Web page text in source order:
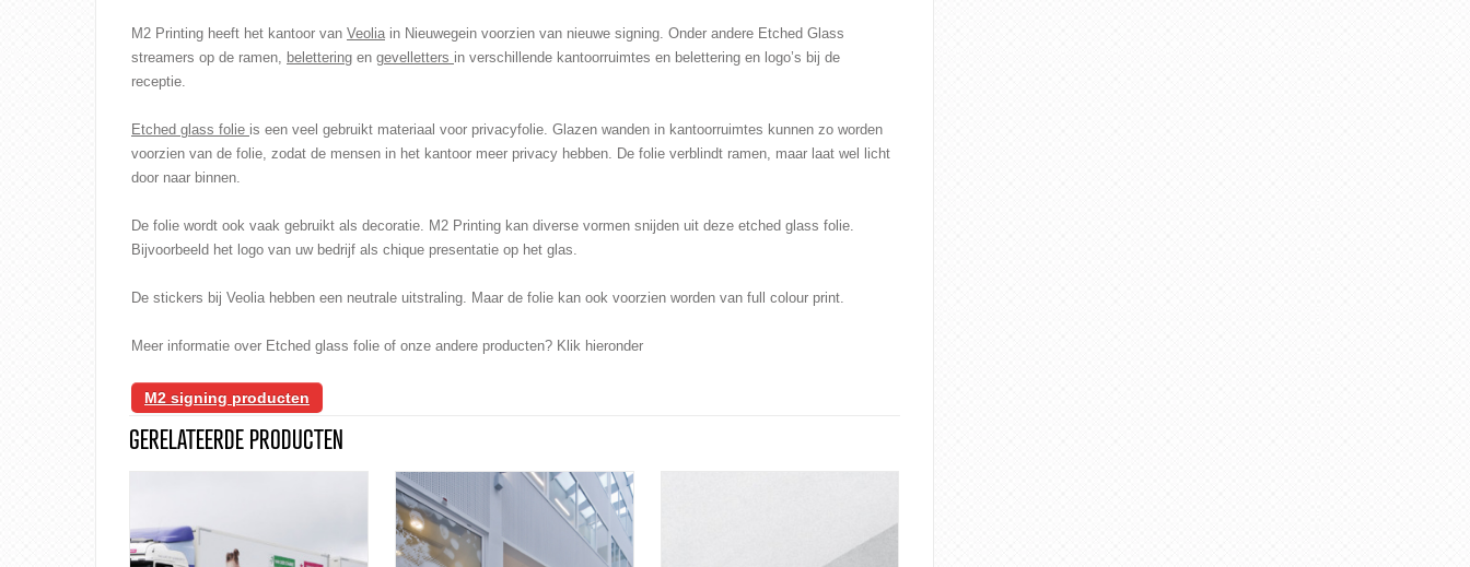
M2 Printing heeft het kantoor van Veoliain Nieuwegein voorzien van nieuwe signing. Onder andere Etched Glass
streamers op de ramen, belettering en gevelletters in verschillende kantoorruimtes en belettering en logo’s bij de
receptie.
Etched glass folie is een veel gebruikt materiaal voor privacyfolie. Glazen wanden in kantoorruimtes kunnen zo worden
voorzien van de folie, zodat de mensen in het kantoor meer privacy hebben. De folie verblindt ramen, maar laat wel licht
door naar binnen.
De folie wordt ook vaak gebruikt als decoratie. M2 Printing kan diverse vormen snijden uit deze etched glass folie.
Bijvoorbeeld het logo van uw bedrijf als chique presentatie op het glas.
De stickers bij Veolia hebben een neutrale uitstraling. Maar de folie kan ook voorzien worden van full colour print.
Meer informatie over Etched glass folie of onze andere producten? Klik hieronder
M2 signing producten
GERELATEERDE PRODUCTEN